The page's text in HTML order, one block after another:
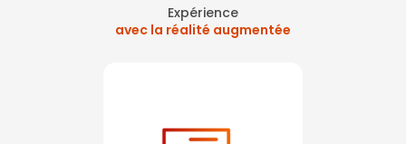
Expérience
avec la réalité augmentée